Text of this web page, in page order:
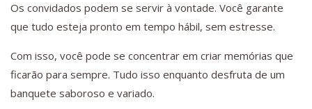
Os convidados podem se servir à vontade. Você garante
que tudo esteja pronto em tempo hábil, sem estresse.
Com isso, você pode se concentrar em criar memórias que
ficarão para sempre. Tudo isso enquanto desfruta de um
banquete saboroso e variado.